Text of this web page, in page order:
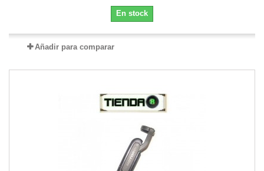
En stock
Añadir para comparar